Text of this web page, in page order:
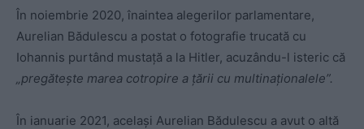
În noiembrie 2020, înaintea alegerilor parlamentare,
Aurelian Bădulescu a postat o fotografie trucată cu
Iohannis purtând mustață a la Hitler, acuzându-l isteric că
„pregătește marea cotropire a țării cu multinaționalele”.
În ianuarie 2021, același Aurelian Bădulescu a avut o altă